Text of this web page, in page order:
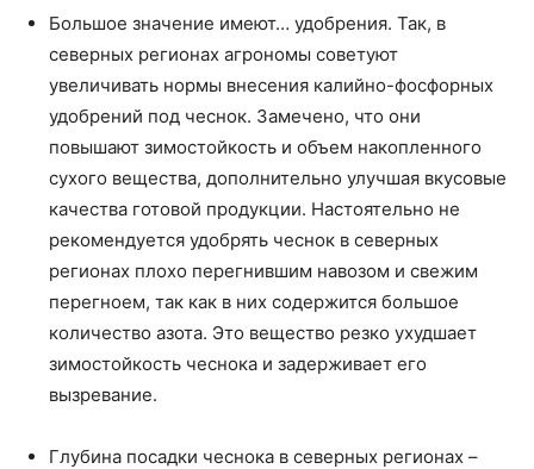
Большое значение имеют… удобрения. Так, в
северных регионах агрономы советуют
увеличивать нормы внесения калийно-фосфорных
удобрений под чеснок. Замечено, что они
повышают зимостойкость и объем накопленного
сухого вещества, дополнительно улучшая вкусовые
качества готовой продукции. Настоятельно не
рекомендуется удобрять чеснок в северных
регионах плохо перегнившим навозом и свежим
перегноем, так как в них содержится большое
количество азота. Это вещество резко ухудшает
зимостойкость чеснока и задерживает его
вызревание.
Глубина посадки чеснока в северных регионах –